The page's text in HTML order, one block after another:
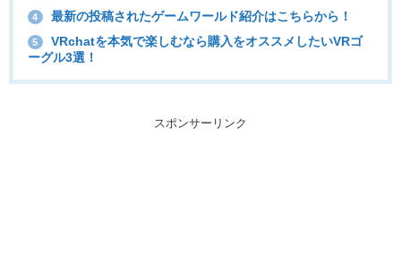
4 最新の投稿されたゲームワールド紹介はこちらから！
5
VRchatを本気で楽しむなら購入をオススメしたいVRゴ
ーグル3選！
スポンサーリンク